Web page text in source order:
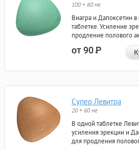
100 + 60 мг
Виагра и Дапоксетин
таблетке. Усиление
продление полового
от 90Р
Супер Левитра
20 + 60 мг
В одной таблетке
усиления эрекции и
для продления